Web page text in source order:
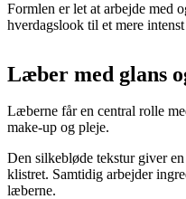
Formlen er let at arbejde med
hverdagslook til et mere
Læber med glans
Læberne får en central rolle
make-up og pleje.
Den silkebløde tekstur giver
klistret. Samtidig arbejder
læberne.